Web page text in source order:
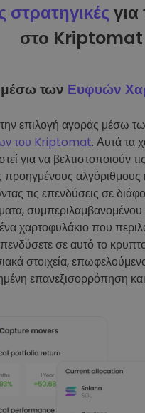
στρατηγικέςγια
στο Kriptomat
των Ευφυών
επιλογή αγοράς μέσω
του Kriptomat. Αυτά τα
για να βελτιστοποιούν
προηγμένους αλγόριθμους
τις επενδύσεις σε
συμπεριλαμβανομένου
χαρτοφυλάκιο που
σε αυτό το
στοιχεία,
επανεξισορρόπηση